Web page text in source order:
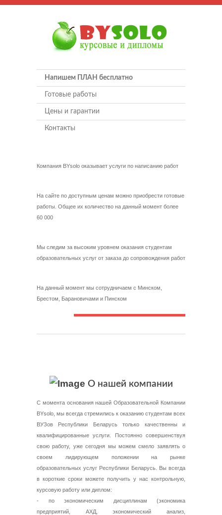
Напишем ПЛАН бесплатно
Готовые работы
Цены и гарантии
Контакты
Компания BYsolo оказывает услуги по написанию работ
На сайте по доступным ценам можно приобрести готовые
работы. Общее их количество на данный момент более
60 000
Мы следим за высоким уровнем оказания студентам
образовательных услуг от заказа до сопровождения работ
На данный момент мы сотрудничаем с Минском,
Брестом, Барановичами и Пинском
О нашей компании
С момента основания нашей Образовательной Компании
BYsolo, мы всегда стремились к оказанию студентам всех
ВУЗов Республики Беларусь только качественны и
квалифицированные услуги. Постоянно совершенствуя
свою работу, уже сегодня мы можем смело заявлять о
своем лидирующем положении на рынке
образовательных услуг Республики Беларусь. Вы всегда
в короткие сроки можете получить у нас контрольную,
курсовую работу или диплом:
- по экономическим дисциплинам (экономика
предприятий, АХД, экономический анализ,